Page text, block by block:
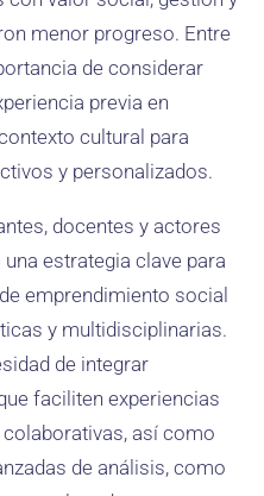
menor progreso. Entre
de considerar
previa en
cultural para
y personalizados.
docentes y actores
estrategia clave para
emprendimiento social
y multidisciplinarias.
de integrar
faciliten experiencias
así como
de análisis, como